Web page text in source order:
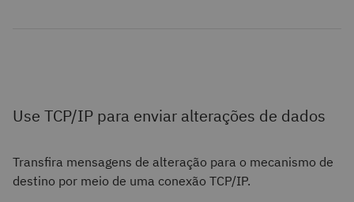
Use TCP/IP para enviar alterações de dados
Transfira mensagens de alteração para o mecanismo de
destino por meio de uma conexão TCP/IP.